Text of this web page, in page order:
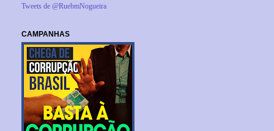
Tweets de @RuebmNogueira
CAMPANHAS